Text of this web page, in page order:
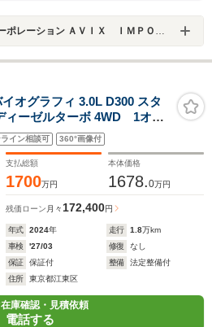
ーション ＡＶＩＸ ＩＭＰＯＲＴ 鎌ヶ谷店
オグラフィ 3.0L D300 スタ
ィーゼルターボ 4WD 1オナ
電動サイドステッ
ヘッドアップディスプレイ
ビューミラー センターコン
ライン相談可 360°画像付
支払総額
1700万円
本体価格
1678.0万円
残価ローン 月々 172,400円
年式 2024年 走行 1.8万km
車検
'27/03 修復
なし
保証
保証付 整備
法定整備付
住所
東京都江東区
庫確認・見積依頼
電話する